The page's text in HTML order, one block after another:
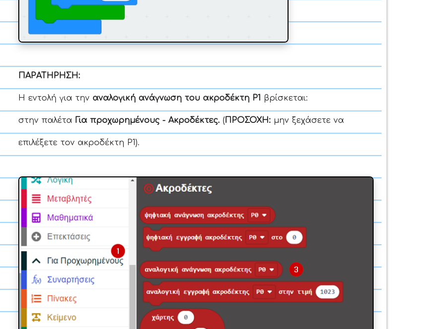
ΠΑΡΑΤΗΡΗΣΗ:
Η εντολή για την αναλογική ανάγνωση του ακροδέκτη P1 βρίσκεται:
στην παλέτα Για προχωρημένους - Ακροδέκτες. (ΠΡΟΣΟΧΗ: μην ξεχάσετε να
επιλέξετε τον ακροδέκτη P1).